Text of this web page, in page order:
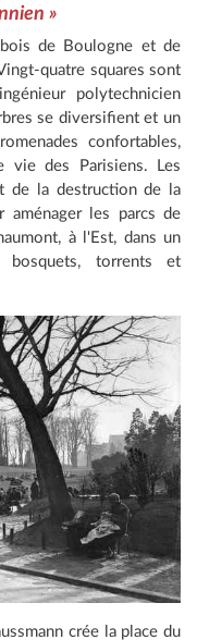
»
de Boulogne et de
quatre squares sont
polytechnicien
se diversifient et un
confortables,
vie des Parisiens. Les
de la destruction de la
les parcs de
à l'Est, dans un
bosquets, torrents et
crée la place du